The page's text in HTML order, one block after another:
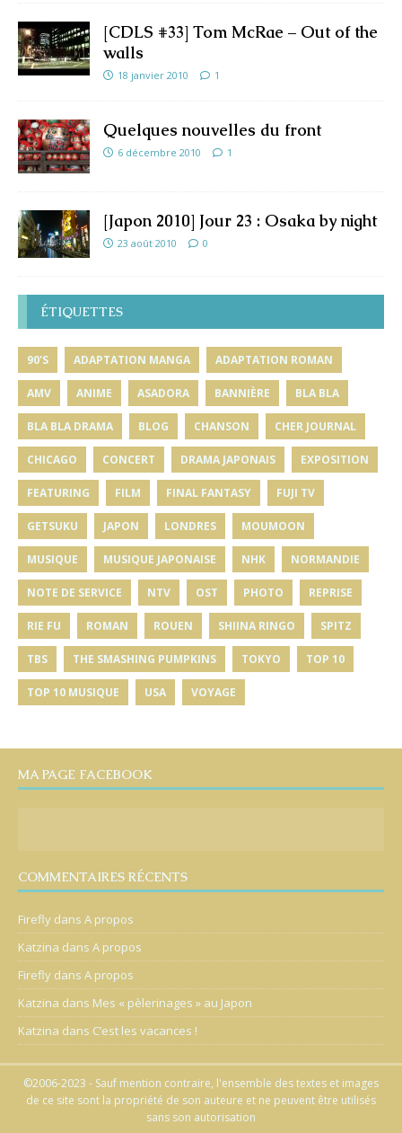
[CDLS #33] Tom McRae – Out of the
walls
18 janvier 2010 1
Quelques nouvelles du front
6 décembre 2010 1
[Japon 2010] Jour 23 : Osaka by night
23 août 2010 0
ÉTIQUETTES
90'S ADAPTATION MANGA ADAPTATION ROMAN
AMV ANIME ASADORA BANNIÈRE BLA BLA
BLA BLA DRAMA BLOG CHANSON CHER JOURNAL
CHICAGO CONCERT DRAMA JAPONAIS EXPOSITION
FEATURING FILM FINAL FANTASY FUJI TV
GETSUKU JAPON LONDRES MOUMOON
MUSIQUE MUSIQUE JAPONAISE NHK NORMANDIE
NOTE DE SERVICE NTV OST PHOTO REPRISE
RIE FU ROMAN ROUEN SHIINA RINGO SPITZ
TBS THE SMASHING PUMPKINS TOKYO TOP 10
TOP 10 MUSIQUE USA VOYAGE
MA PAGE FACEBOOK
COMMENTAIRES RÉCENTS
Firefly dans A propos
Katzina dans A propos
Firefly dans A propos
Katzina dans Mes « pèlerinages » au Japon
Katzina dans C’est les vacances !
©2006-2023 - Sauf mention contraire, l'ensemble des textes et images
de ce site sont la propriété de son auteure et ne peuvent être utilisés
sans son autorisation